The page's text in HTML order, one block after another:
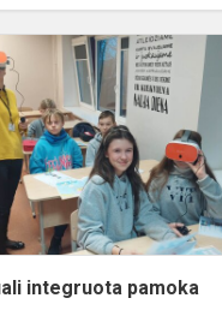
integruota pamoka